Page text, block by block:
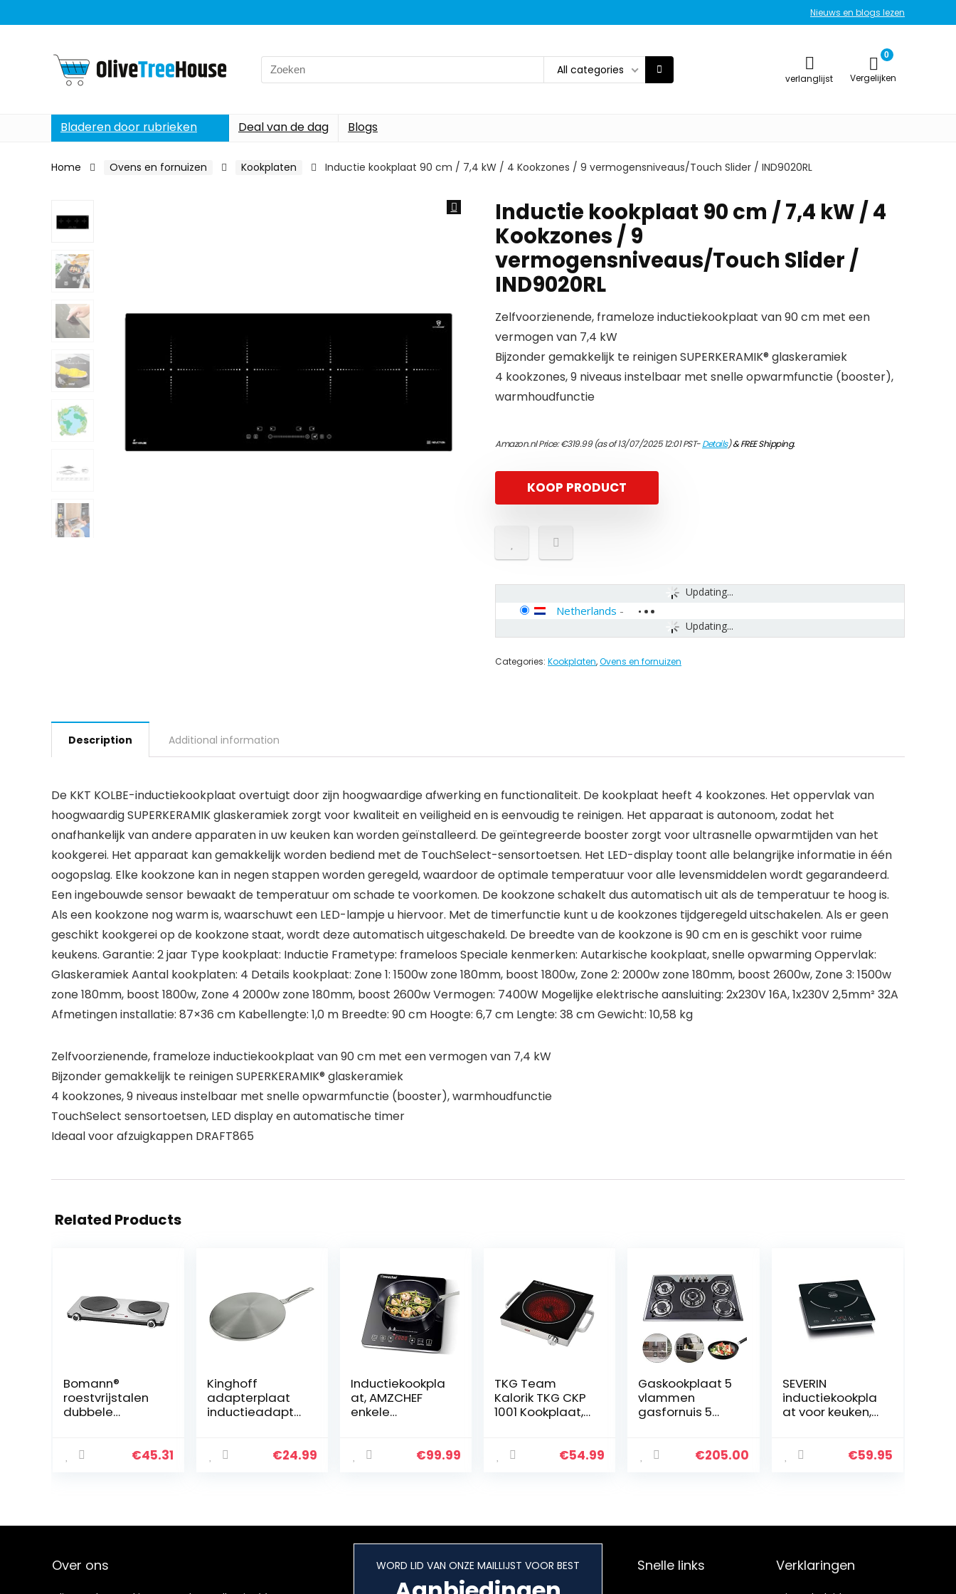
Nieuws en blogs lezen
Search
for:
All categories
verlanglijst
0
Vergelijken
Bladeren door rubrieken Deal van de dag Blogs
Home Ovens en fornuizen Kookplaten Inductie kookplaat 90 cm / 7,4 kW / 4 Kookzones / 9 vermogensniveaus/Touch Slider / IND9020RL
Inductie kookplaat 90 cm / 7,4 kW / 4
Kookzones / 9
vermogensniveaus/Touch Slider /
IND9020RL
Zelfvoorzienende, frameloze inductiekookplaat van 90 cm met een
vermogen van 7,4 kW
Bijzonder gemakkelijk te reinigen SUPERKERAMIK® glaskeramiek
4 kookzones, 9 niveaus instelbaar met snelle opwarmfunctie (booster),
warmhoudfunctie
Amazon.nl Price:€319.99(as of 13/07/2025 12:01 PST-Details)&FREE Shipping.
KOOP PRODUCT
Updating...
Updating...
Netherlands -
Categories: Kookplaten,Ovens en fornuizen
Description Additional information
De KKT KOLBE-inductiekookplaat overtuigt door zijn hoogwaardige afwerking en functionaliteit. De kookplaat heeft 4 kookzones. Het oppervlak van
hoogwaardig SUPERKERAMIK glaskeramiek zorgt voor kwaliteit en veiligheid en is eenvoudig te reinigen. Het apparaat is autonoom, zodat het
onafhankelijk van andere apparaten in uw keuken kan worden geïnstalleerd. De geïntegreerde booster zorgt voor ultrasnelle opwarmtijden van het
kookgerei. Het apparaat kan gemakkelijk worden bediend met de TouchSelect-sensortoetsen. Het LED-display toont alle belangrijke informatie in één
oogopslag. Elke kookzone kan in negen stappen worden geregeld, waardoor de optimale temperatuur voor alle levensmiddelen wordt gegarandeerd.
Een ingebouwde sensor bewaakt de temperatuur om schade te voorkomen. De kookzone schakelt dus automatisch uit als de temperatuur te hoog is.
Als een kookzone nog warm is, waarschuwt een LED-lampje u hiervoor. Met de timerfunctie kunt u de kookzones tijdgeregeld uitschakelen. Als er geen
geschikt kookgerei op de kookzone staat, wordt deze automatisch uitgeschakeld. De breedte van de kookzone is 90 cm en is geschikt voor ruime
keukens. Garantie: 2 jaar Type kookplaat: Inductie Frametype: frameloos Speciale kenmerken: Autarkische kookplaat, snelle opwarming Oppervlak:
Glaskeramiek Aantal kookplaten: 4 Details kookplaat: Zone 1: 1500w zone 180mm, boost 1800w, Zone 2: 2000w zone 180mm, boost 2600w, Zone 3: 1500w
zone 180mm, boost 1800w, Zone 4 2000w zone 180mm, boost 2600w Vermogen: 7400W Mogelijke elektrische aansluiting: 2x230V 16A, 1x230V 2,5mm² 32A
Afmetingen installatie: 87×36 cm Kabellengte: 1,0 m Breedte: 90 cm Hoogte: 6,7 cm Lengte: 38 cm Gewicht: 10,58 kg
Zelfvoorzienende, frameloze inductiekookplaat van 90 cm met een vermogen van 7,4 kW
Bijzonder gemakkelijk te reinigen SUPERKERAMIK® glaskeramiek
4 kookzones, 9 niveaus instelbaar met snelle opwarmfunctie (booster), warmhoudfunctie
TouchSelect sensortoetsen, LED display en automatische timer
Ideaal voor afzuigkappen DRAFT865
Related Products
Bomann®
roestvrijstalen
dubbele
kookplaten |
handgrepen |
eveiliging | DKP
€45.31
Kinghoff
adapterplaat
inductieadapter
adapter plaat
€24.99
Inductiekookpla
at, AMZCHEF
enkele
gepolijst
€99.99
TKG Team
Kalorik TKG CKP
1001 Kookplaat,
zwart/zilver€54.99
Gaskookplaat 5
vlammen
gasfornuis 5
inbouw, LPG/NG-
€205.00
SEVERIN
inductiekookpla
at voor keuken,
hoogwaardige
2.000W, KP 1071
€59.95
Over ons WORD LID VAN ONZE MAILLIJST VOOR BEST Snelle links Verklaringen